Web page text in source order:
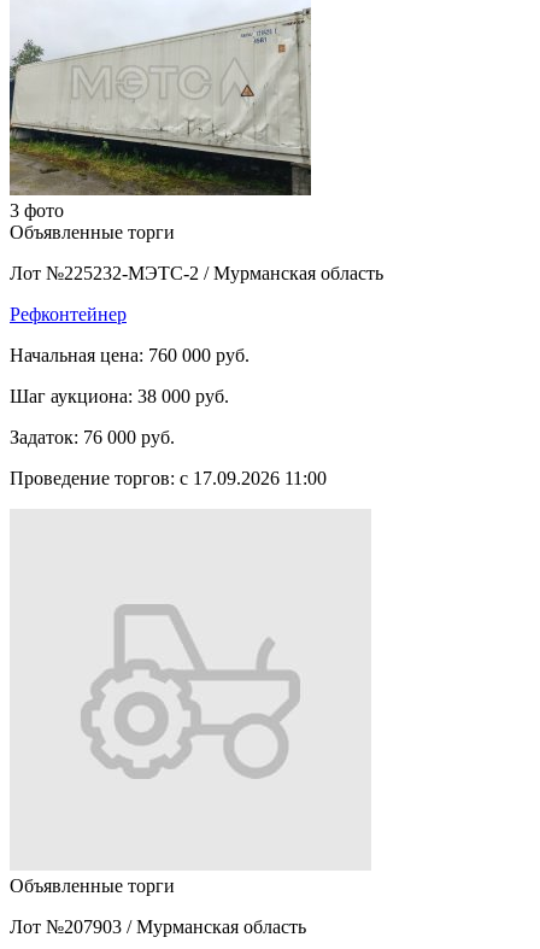
3 фото
Объявленные торги
Лот №225232-МЭТС-2 / Мурманская область
Рефконтейнер
Начальная цена: 760 000 руб.
Шаг аукциона: 38 000 руб.
Задаток: 76 000 руб.
Проведение торгов: с 17.09.2026 11:00
Объявленные торги
Лот №207903 / Мурманская область